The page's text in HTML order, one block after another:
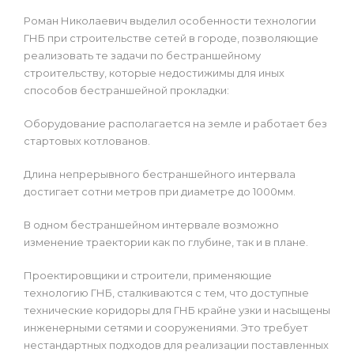
Роман Николаевич выделил особенности технологии
ГНБ при строительстве сетей в городе, позволяющие
реализовать те задачи по бестраншейному
строительству, которые недостижимы для иных
способов бестраншейной прокладки:
Оборудование располагается на земле и работает без
стартовых котлованов.
Длина непрерывного бестраншейного интервала
достигает сотни метров при диаметре до 1000мм.
В одном бестраншейном интервале возможно
изменение траектории как по глубине, так и в плане.
Проектировщики и строители, применяющие
технологию ГНБ, сталкиваются с тем, что доступные
технические коридоры для ГНБ крайне узки и насыщены
инженерными сетями и сооружениями. Это требует
нестандартных подходов для реализации поставленных